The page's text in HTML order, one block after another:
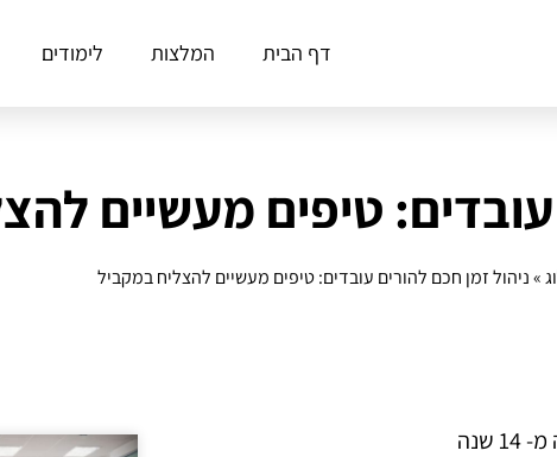
דף הבית המלצות לימודים
עובדים: טיפים מעשיים
»ניהול זמן חכם להורים עובדים: טיפים מעשיים להצליח במקביל
שנה